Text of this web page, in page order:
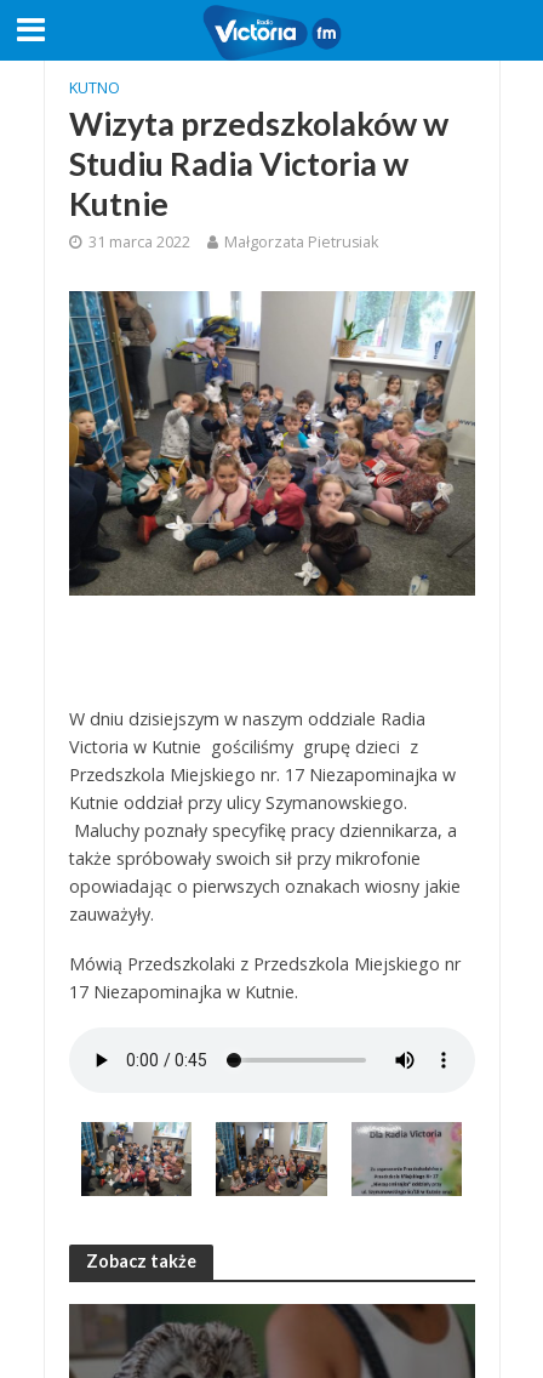
KUTNO
Wizyta przedszkolaków w
Studiu Radia Victoria w
Kutnie
31 marca 2022 Małgorzata Pietrusiak
W dniu dzisiejszym w naszym oddziale Radia
Victoria w Kutnie gościliśmy grupę dzieci z
Przedszkola Miejskiego nr. 17 Niezapominajka w
Kutnie oddział przy ulicy Szymanowskiego.
Maluchy poznały specyfikę pracy dziennikarza, a
także spróbowały swoich sił przy mikrofonie
opowiadając o pierwszych oznakach wiosny jakie
zauważyły.
Mówią Przedszkolaki z Przedszkola Miejskiego nr
17 Niezapominajka w Kutnie.
Zobacz także